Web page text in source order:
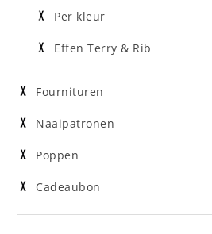
Per kleur
Effen Terry & Rib
Fournituren
Naaipatronen
Poppen
Cadeaubon